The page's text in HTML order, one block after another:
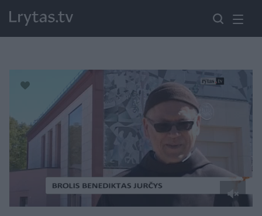
Paremkite Ukrainą